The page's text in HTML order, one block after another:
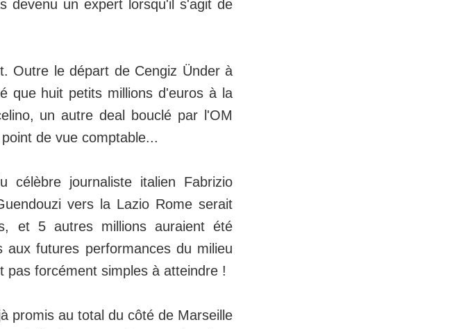
devenu un expert lorsqu'il s'agit de
Outre le départ de Cengiz Ünder à
que huit petits millions d'euros à la
un autre deal bouclé par l'OM
de vue comptable...
journaliste italien Fabrizio
vers la Lazio Rome serait
et 5 autres millions auraient été
futures performances du milieu
pas forcément simples à atteindre !
promis au total du côté de Marseille